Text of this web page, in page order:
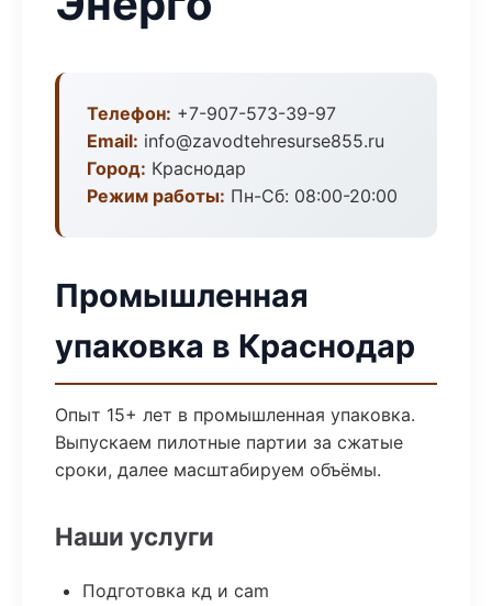
Телефон: +7-907-573-39-97
Email: info@zavodtehresurse855.ru
Город: Краснодар
Режим работы: Пн-Сб: 08:00-20:00
Промышленная
упаковка в Краснодар
Опыт 15+ лет в промышленная упаковка.
Выпускаем пилотные партии за сжатые
сроки, далее масштабируем объёмы.
Наши услуги
Подготовка кд и cam